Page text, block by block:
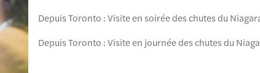
Depuis Toronto : Visite en soirée des chutes du
Depuis Toronto : Visite en journée des chutes du